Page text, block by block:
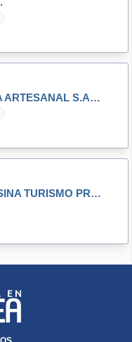
501 PASTELERIA ARTESANAL S.A.C.
ASOCIACION CAMPESINA TURISMO PROTECCION ECOLOGICA LAGUNAS